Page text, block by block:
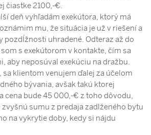
čiastke 2100,-€.
deň vyhľadám exekútora, ktorý má
mu, že situácia je už v riešení a
pozdĺžnosti uhradené. Odteraz až do
s exekútorom v kontakte, čím sa
aby neposúval exekúciu na dražbu.
sa klientom venujem ďalej za účelom
bývania, avšak takú ktorej
cena bude 45 000,-€ z toho dôvodu,
sumu z predaja zadlženého bytu
na vykrytie doby, kedy si nájdu